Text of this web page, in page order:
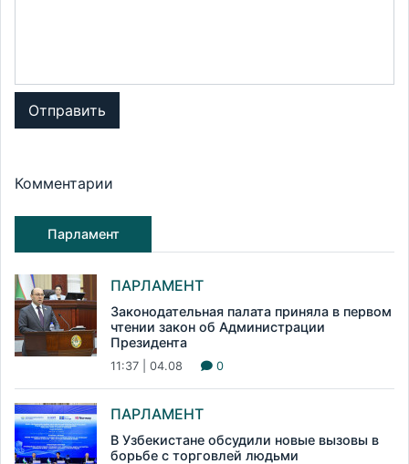
Отправить
Комментарии
Парламент
ПАРЛАМЕНТ
Законодательная палата приняла в первом
чтении закон об Администрации
Президента
11:37 | 04.08 0
ПАРЛАМЕНТ
В Узбекистане обсудили новые вызовы в
борьбе с торговлей людьми